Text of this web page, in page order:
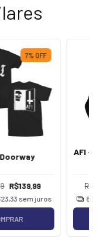
7% OFF
R$139,99
sem juros
AFI -
6